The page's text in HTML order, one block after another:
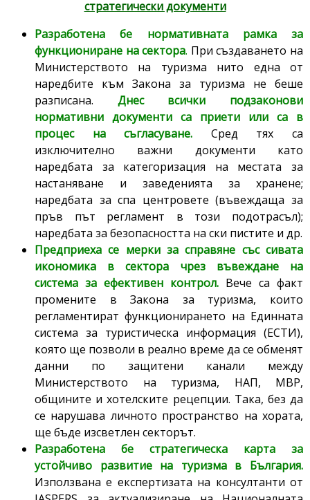
стратегически документи
Разработена бе нормативната рамка за
функциониране на сектора. При създаването на
Министерството на туризма нито една от
наредбите към Закона за туризма не беше
разписана. Днес всички подзаконови
нормативни документи са приети или са в
процес на съгласуване.
Сред тях са
изключително важни документи като
наредбата за категоризация на местата за
настаняване и заведенията за хранене;
наредбата за спа центровете (въвеждаща за
пръв път регламент в този подотрасъл);
наредбата за безопасността на ски пистите и др.
Предприеха се мерки за справяне със сивата
икономика в сектора чрез въвеждане на
система за ефективен контрол. Вече са факт
промените в Закона за туризма, които
регламентират функционирането на Единната
система за туристическа информация (ЕСТИ),
която ще позволи в реално време да се обменят
данни по защитени канали между
Министерството на туризма, НАП, МВР,
общините и хотелските рецепции. Така, без да
се нарушава личното пространство на хората,
ще бъде изсветлен секторът.
Разработена бе стратегическа карта за
устойчиво развитие на туризма в България.
Използвана е експертизата на консултанти от